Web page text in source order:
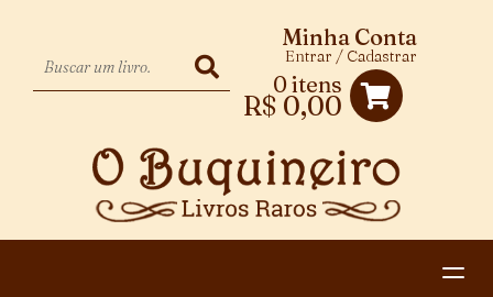
0 itens
R$ 0,00
Minha Conta
Entrar / Cadastrar